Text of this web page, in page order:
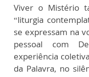
Viver o Mistério
“liturgia
se expressam na
pessoal com
experiência
da Palavra, no